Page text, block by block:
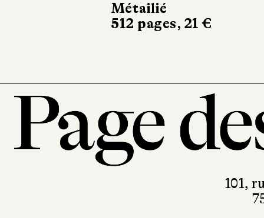
Le Cherche midi
304 pages, 17 €
101,